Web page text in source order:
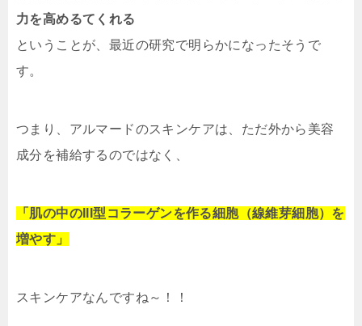
力を高めるてくれる
ということが、最近の研究で明らかになったそうで
す。
つまり、アルマードのスキンケアは、ただ外から美容
成分を補給するのではなく、
「肌の中のIII型コラーゲンを作る細胞（線維芽細胞）を
増やす」
スキンケアなんですね～！！